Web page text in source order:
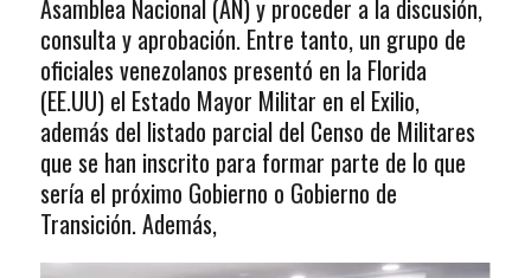
Asamblea Nacional (AN) y proceder a la discusión,
consulta y aprobación. Entre tanto, un grupo de
oficiales venezolanos presentó en la Florida
(EE.UU) el Estado Mayor Militar en el Exilio,
además del listado parcial del Censo de Militares
que se han inscrito para formar parte de lo que
sería el próximo Gobierno o Gobierno de
Transición. Además,